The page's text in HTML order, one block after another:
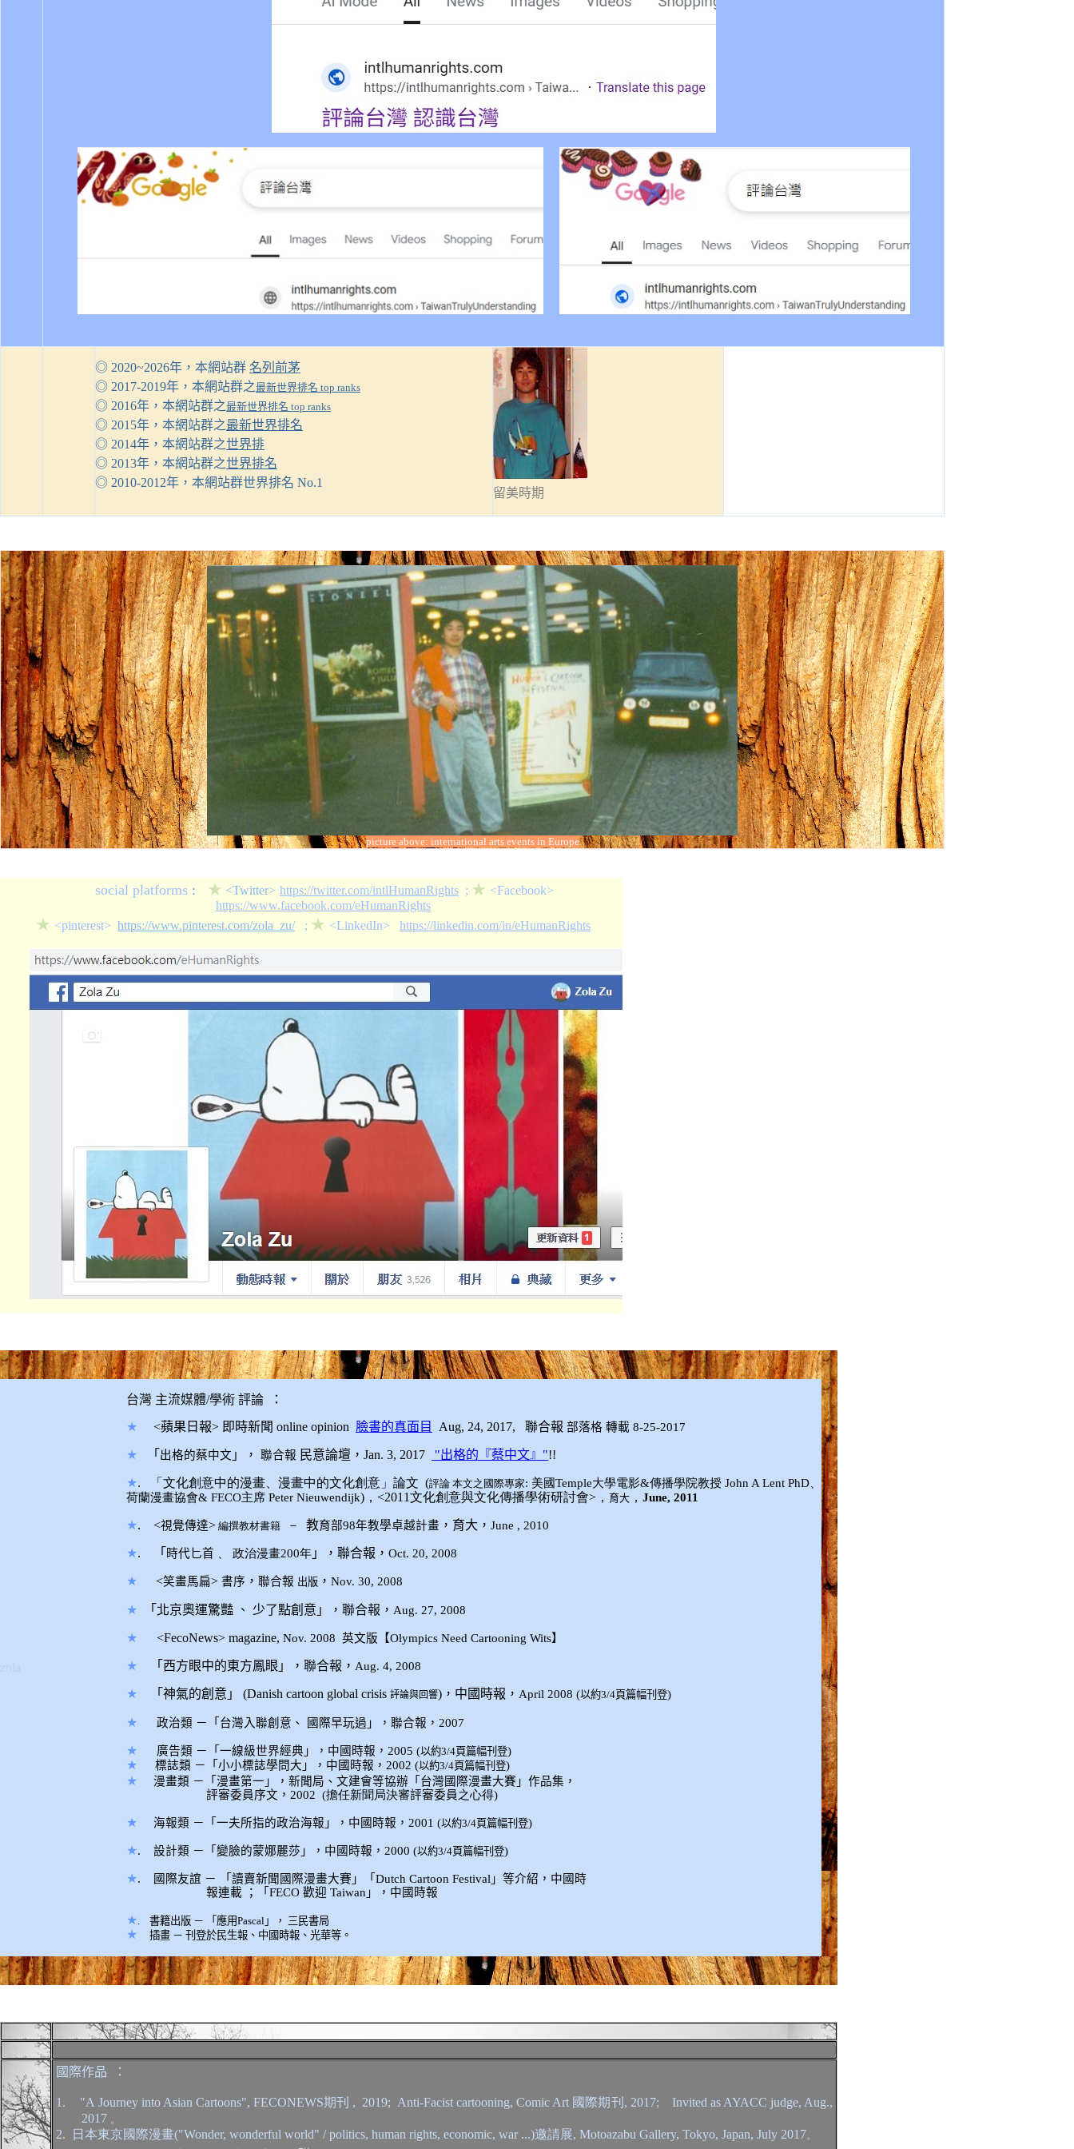
◎ 2020~2026年，本網站群 名列前茅
◎ 2017-2019年，本網站群之最新世界排名 top ranks
◎ 2016年，本網站群之最新世界排名 top ranks
◎ 2015年，本網站群之最新世界排名
◎ 2014年，本網站群之世界排
◎ 2013年，本網站群之世界排名
◎ 2010-2012年，本網站群世界排名 No.1
留美時期
picture above: international arts events in Europe
social platforms : ★ <Twitter> https://twitter.com/intlHumanRights ; ★ <Facebook>
https://www.facebook.com/eHumanRights
★ <pinterest> https://www.pinterest.com/zola_zu/; ★ <LinkedIn> https://linkedin.com/in/eHumanRights
台灣 主流媒體/學術 評論
：
★
<蘋果日報> 即時新聞 online opinion 臉書的真面目 Aug, 24, 2017, 聯合報 部落格 轉載 8-25-2017
★ 「 出格的蔡中文 」， 聯合報 民意論壇， Jan. 3, 2017 "出格的 『蔡中文』 "!!
★. 「 文化創意中的漫畫、漫畫中的文化創意 」論文 (評論 本文之國際專家: 美國Temple大學電影&傳播學院教授 John A Lent PhD、
荷蘭漫畫協會& FECO主席 Peter Nieuwendijk)，<2011文化創意與文化傳播學術研討會>， 育大 ， June, 2011
★. <視覺傳達> 編撰教材書籍 － 教育部98年教學卓越計畫 ， 育大 ， June , 2010
★. 「 時代匕首 、 政治漫畫200年 」， 聯合報 ， Oct. 20, 2008
★ <笑畫馬扁> 書序 ， 聯合報 出版 ， Nov. 30, 2008
★ 「 北京奧運驚豔 、 少了點創意 」， 聯合報 ， Aug. 27, 2008
★ <FecoNews> magazine, Nov. 2008 英文版【Olympics Need Cartooning Wits】
★ 「 西方眼中的東方鳳眼 」， 聯合報 ， Aug. 4, 2008
★ 「 神氣的創意 」 (Danish cartoon global crisis 評論與回響) ， 中國時報 ， April 2008 (以約3/4頁篇幅刊登)
★ 政治類 －「 台灣入聯創意、 國際早玩過 」， 聯合報 ， 2007
★ 廣告類 －「 一線級世界經典 」， 中國時報 ， 2005 (以約3/4頁篇幅刊登)
★ 標誌類 －「 小小標誌學問大 」， 中國時報 ， 2002 (以約3/4頁篇幅刊登)
★ 漫畫類 －「 漫畫第一 」， 新聞局、文建會等協辦「台灣國際漫畫大賽」作品集，
評審委員序文， 2002 (擔任新聞局決審評審委員之心得)
★ 海報類 －「 一夫所指的政治海報 」， 中國時報 ， 2001 (以約3/4頁篇幅刊登)
★. 設計類 －「 變臉的蒙娜麗莎 」， 中國時報 ， 2000 (以約3/4頁篇幅刊登)
★. 國際友誼 － 「讀賣新聞國際漫畫大賽」「 Dutch Cartoon Festival 」等介紹， 中國時
報連載 ；「 FECO 歡迎 Taiwan 」， 中國時報
★. 書籍出版 － 「應用Pascal 」， 三民書局
★ 插畫 － 刊登於民生報、中國時報、光華等。
國際作品 ：
1. "A Journey into Asian Cartoons", FECONEWS期刊 , 2019; Anti-Facist cartooning,Comic Art 國際期刊, 2017; Invited as AYACC judge, Aug.,
2017 。
2. 日本東京國際漫畫("Wonder, wonderful world" / politics, human rights, economic, war ...)邀請展, Motoazabu Gallery, Tokyo, Japan, July 2017。